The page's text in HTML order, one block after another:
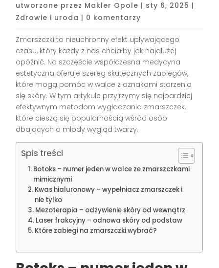
utworzone przez Makler Opole | sty 6, 2025 |
Zdrowie i uroda | 0 komentarzy
Zmarszczki to nieuchronny efekt upływającego
czasu, który każdy z nas chciałby jak najdłużej
opóźnić. Na szczęście współczesna medycyna
estetyczna oferuje szereg skutecznych zabiegów,
które mogą pomóc w walce z oznakami starzenia
się skóry. W tym artykule przyjrzymy się najbardziej
efektywnym metodom wygładzania zmarszczek,
które cieszą się popularnością wśród osób
dbających o młody wygląd twarzy.
Spis treści
Botoks – numer jeden w walce ze zmarszczkami
mimicznymi
Kwas hialuronowy – wypełniacz zmarszczek i
nie tylko
Mezoterapia – odżywienie skóry od wewnątrz
Laser frakcyjny – odnowa skóry od podstaw
Które zabiegi na zmarszczki wybrać?